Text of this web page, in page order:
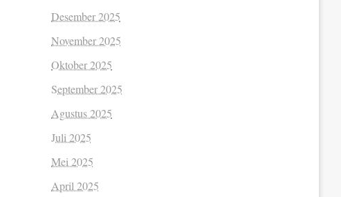
Desember 2025
November 2025
Oktober 2025
September 2025
Agustus 2025
Juli 2025
Mei 2025
April 2025